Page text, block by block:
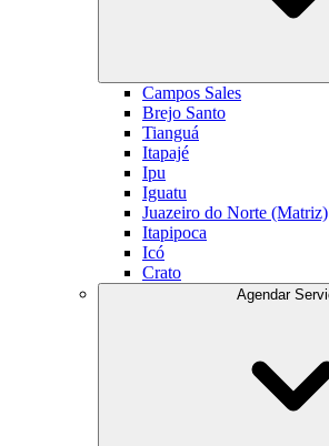
Campos Sales
Brejo Santo
Tianguá
Itapajé
Ipu
Iguatu
Juazeiro do Norte (Matriz)
Itapipoca
Icó
Crato